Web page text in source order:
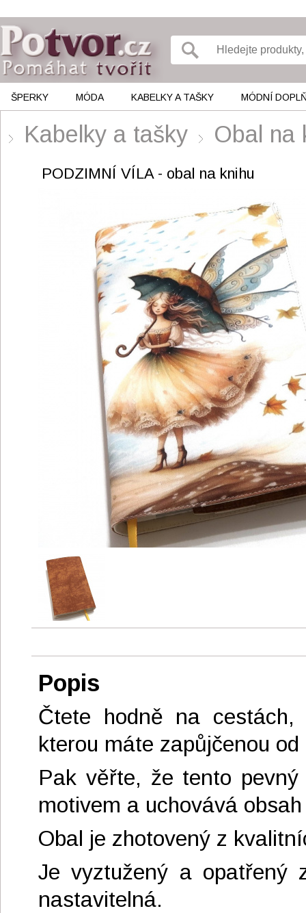
ŠPERKY MÓDA KABELKY A TAŠKY MÓDNÍ
Kabelky a tašky Obal na
PODZIMNÍ VÍLA - obal na knihu
Popis
Čtete hodně na
kterou máte zapůjčenou
Pak věřte, že tento
motivem a uchovává
Obal je zhotovený z
Je vyztužený a opatřený
nastavitelná.